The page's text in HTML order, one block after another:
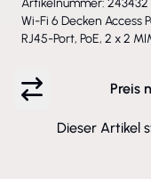
Artikelnummer: 243432
Wi-Fi 6 Decken Access
RJ45-Port, PoE, 2 x 2
Preis
Dieser Artikel